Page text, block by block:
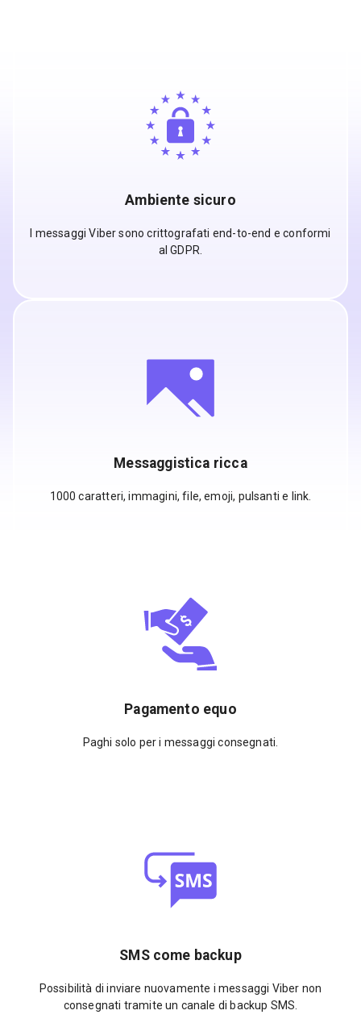
Ambiente sicuro
I messaggi Viber sono crittografati end-to-end e conformi
al GDPR.
Messaggistica ricca
1000 caratteri, immagini, file, emoji, pulsanti e link.
Pagamento equo
Paghi solo per i messaggi consegnati.
SMS come backup
Possibilità di inviare nuovamente i messaggi Viber non
consegnati tramite un canale di backup SMS.